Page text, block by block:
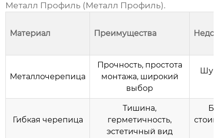
Металл Профиль (Металл Профиль).
Материал Преимущества
Металлочерепица
Прочность, простота
монтажа, широкий
выбор
Гибкая черепица
Тишина,
герметичность,
эстетичный вид